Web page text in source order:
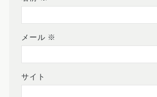
メール ※
サイト